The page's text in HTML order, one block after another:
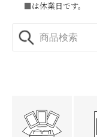
■は休業日です。